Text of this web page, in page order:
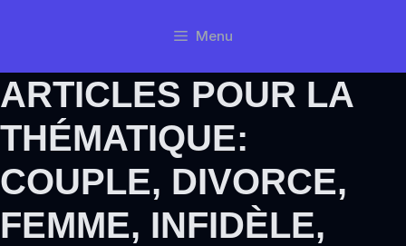
Menu
ARTICLES POUR LA
THÉMATIQUE:
COUPLE, DIVORCE,
FEMME, INFIDÈLE,